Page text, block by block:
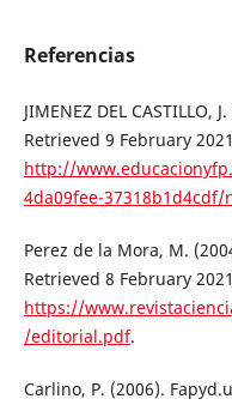
Referencias
JIMENEZ DEL CASTILLO,
Retrieved 9 February
http://
4da09fee-
Perez de la Mora, M.
Retrieved 8 February
https://
/editorial.pdf.
Carlino, P. (2006).